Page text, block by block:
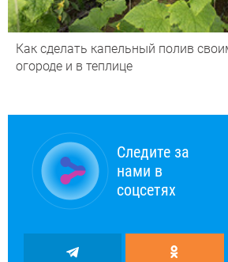
Как сделать капельный полив
огороде и в теплице
Следите за
нами в
соцсетях